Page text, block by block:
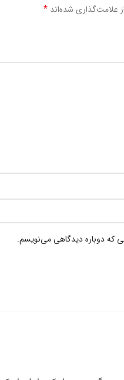
علامت‌گذاری شده‌اند *
که دوباره دیدگاهی می‌نویسم.